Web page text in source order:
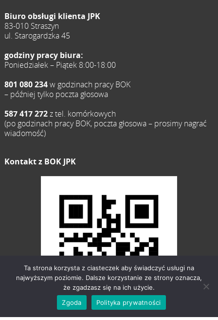
Biuro obsługi klienta JPK
83-010 Straszyn
ul. Starogardzka 45
godziny pracy biura:
Poniedziałek – Piątek 8:00-18:00
801 080 234w godzinach pracy BOK
– później tylko poczta głosowa
587 417 272z tel. komórkowych
(po godzinach pracy BOK, poczta głosowa – prosimy nagrać
wiadomość)
Kontakt z BOK JPK
Ta strona korzysta z ciasteczek aby świadczyć usługi na
najwyższym poziomie. Dalsze korzystanie ze strony oznacza,
że zgadzasz się na ich użycie.
Zgoda
Polityka prywatności